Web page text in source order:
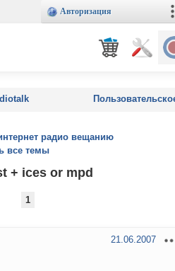
Авторизация
радио вещанию
все темы
+ ices or mpd
1
21.06.2007